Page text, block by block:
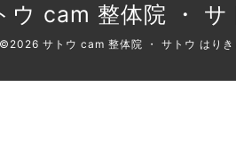
ウ cam 整体院 ・
©2026 サトウ cam 整体院 ・ サトウ はりき